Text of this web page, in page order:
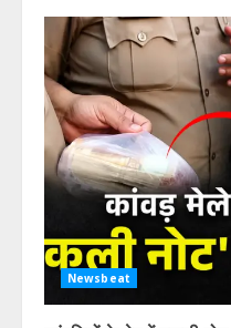
Newsbeat